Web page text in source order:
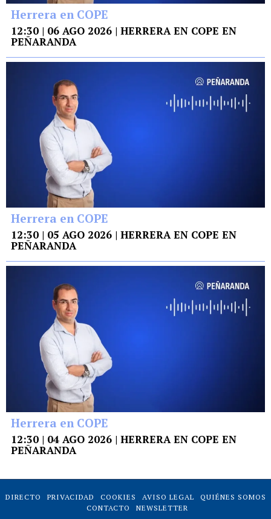
Herrera en COPE
12:30 | 06 AGO 2026 | HERRERA EN COPE EN
PEÑARANDA
Herrera en COPE
12:30 | 05 AGO 2026 | HERRERA EN COPE EN
PEÑARANDA
Herrera en COPE
12:30 | 04 AGO 2026 | HERRERA EN COPE EN
PEÑARANDA
DIRECTO PRIVACIDAD COOKIES AVISO LEGAL
QUIÉNES SOMOS
CONTACTO
NEWSLETTER